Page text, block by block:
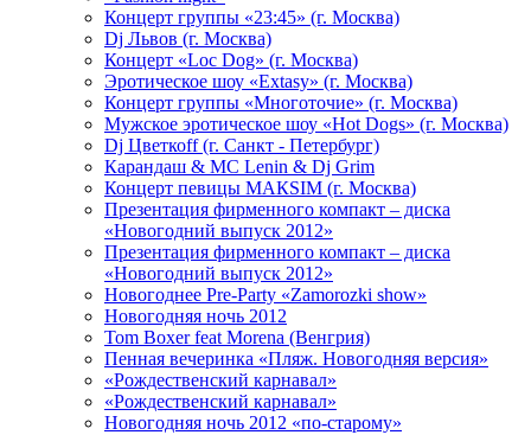
Концерт группы «23:45» (г. Москва)
Dj Львов (г. Москва)
Концерт «Loc Dog» (г. Москва)
Эротическое шоу «Extasy» (г. Москва)
Концерт группы «Многоточие» (г. Москва)
Мужское эротическое шоу «Hot Dogs» (г. Москва)
Dj Цветкоff (г. Санкт - Петербург)
Карандаш & МС Lenin & Dj Grim
Концерт певицы МАКSIМ (г. Москва)
Презентация фирменного компакт – диска
«Новогодний выпуск 2012»
Презентация фирменного компакт – диска
«Новогодний выпуск 2012»
Новогоднее Pre-Party «Zamorozki show»
Новогодняя ночь 2012
Tom Boxer feat Morena (Венгрия)
Пенная вечеринка «Пляж. Новогодняя версия»
«Рождественский карнавал»
«Рождественский карнавал»
Новогодняя ночь 2012 «по-старому»